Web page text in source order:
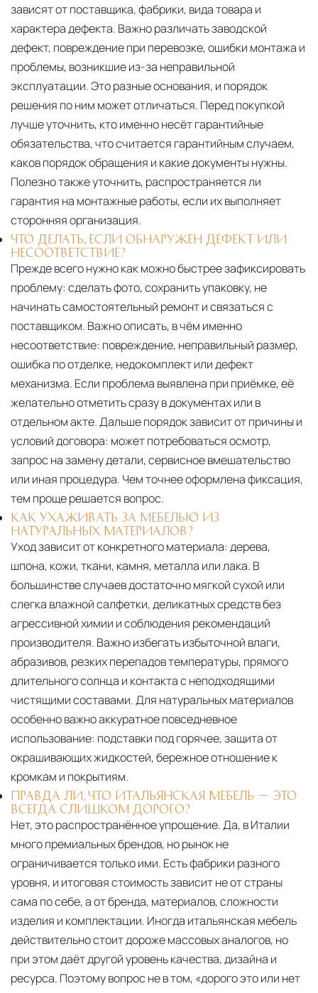
зависят от поставщика, фабрики, вида товара и
характера дефекта. Важно различать заводской
дефект, повреждение при перевозке, ошибки монтажа и
проблемы, возникшие из-за неправильной
эксплуатации. Это разные основания, и порядок
решения по ним может отличаться. Перед покупкой
лучше уточнить, кто именно несёт гарантийные
обязательства, что считается гарантийным случаем,
каков порядок обращения и какие документы нужны.
Полезно также уточнить, распространяется ли
гарантия на монтажные работы, если их выполняет
сторонняя организация.
ЧТО ДЕЛАТЬ, ЕСЛИ ОБНАРУЖЕН ДЕФЕКТ ИЛИ
НЕСООТВЕТСТВИЕ?
Прежде всего нужно как можно быстрее зафиксировать
проблему: сделать фото, сохранить упаковку, не
начинать самостоятельный ремонт и связаться с
поставщиком. Важно описать, в чём именно
несоответствие: повреждение, неправильный размер,
ошибка по отделке, недокомплект или дефект
механизма. Если проблема выявлена при приёмке, её
желательно отметить сразу в документах или в
отдельном акте. Дальше порядок зависит от причины и
условий договора: может потребоваться осмотр,
запрос на замену детали, сервисное вмешательство
или иная процедура. Чем точнее оформлена фиксация,
тем проще решается вопрос.
КАК УХАЖИВАТЬ ЗА МЕБЕЛЬЮ ИЗ
НАТУРАЛЬНЫХ МАТЕРИАЛОВ?
Уход зависит от конкретного материала: дерева,
шпона, кожи, ткани, камня, металла или лака. В
большинстве случаев достаточно мягкой сухой или
слегка влажной салфетки, деликатных средств без
агрессивной химии и соблюдения рекомендаций
производителя. Важно избегать избыточной влаги,
абразивов, резких перепадов температуры, прямого
длительного солнца и контакта с неподходящими
чистящими составами. Для натуральных материалов
особенно важно аккуратное повседневное
использование: подставки под горячее, защита от
окрашивающих жидкостей, бережное отношение к
кромкам и покрытиям.
ПРАВДА ЛИ, ЧТО ИТАЛЬЯНСКАЯ МЕБЕЛЬ — ЭТО
ВСЕГДА СЛИШКОМ ДОРОГО?
Нет, это распространённое упрощение. Да, в Италии
много премиальных брендов, но рынок не
ограничивается только ими. Есть фабрики разного
уровня, и итоговая стоимость зависит не от страны
сама по себе, а от бренда, материалов, сложности
изделия и комплектации. Иногда итальянская мебель
действительно стоит дороже массовых аналогов, но
при этом даёт другой уровень качества, дизайна и
ресурса. Поэтому вопрос не в том, «дорого это или нет